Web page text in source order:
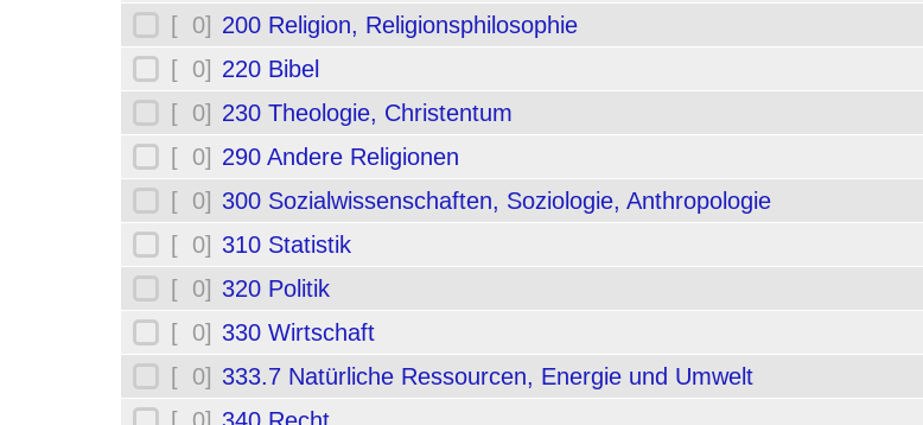
[ 0] 200 Religion, Religionsphilosophie
[ 0] 220 Bibel
[ 0] 230 Theologie, Christentum
[ 0] 290 Andere Religionen
[ 0] 300 Sozialwissenschaften, Soziologie, Anthropologie
[ 0] 310 Statistik
[ 0] 320 Politik
[ 0] 330 Wirtschaft
[ 0] 333.7 Natürliche Ressourcen, Energie und Umwelt